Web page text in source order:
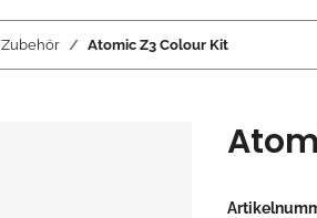
Zubehör Atomic Z3 Colour Kit